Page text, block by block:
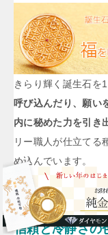
きらり輝く誕生石を
呼び込んだり、願い
内に秘めた力を引き
リー職人が仕立てる
め込んでいます。
信頼と冷静さの